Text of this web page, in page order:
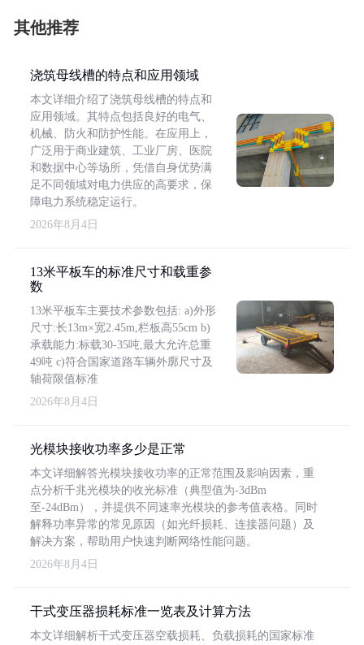
其他推荐
浇筑母线槽的特点和应用领域
本文详细介绍了浇筑母线槽的特点和
应用领域。其特点包括良好的电气、
机械、防火和防护性能。在应用上，
广泛用于商业建筑、工业厂房、医院
和数据中心等场所，凭借自身优势满
足不同领域对电力供应的高要求，保
障电力系统稳定运行。
2026年8月4日
13米平板车的标准尺寸和载重参
数
13米平板车主要技术参数包括: a)外形
尺寸:长13m×宽2.45m,栏板高55cm b)
承载能力:标载30-35吨,最大允许总重
49吨 c)符合国家道路车辆外廓尺寸及
轴荷限值标准
2026年8月4日
光模块接收功率多少是正常
本文详细解答光模块接收功率的正常范围及影响因素，重
点分析千兆光模块的收光标准（典型值为-3dBm
至-24dBm），并提供不同速率光模块的参考值表格。同时
解释功率异常的常见原因（如光纤损耗、连接器问题）及
解决方案，帮助用户快速判断网络性能问题。
2026年8月4日
干式变压器损耗标准一览表及计算方法
本文详细解析干式变压器空载损耗、负载损耗的国家标准